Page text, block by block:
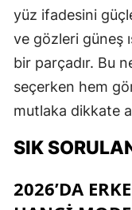
yüz ifadesini
ve gözleri güneş
bir parçadır. Bu
seçerken hem
mutlaka dikkate
SIK
2026’DA